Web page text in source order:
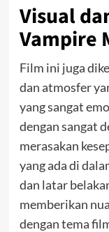
Visual
Vampire
Film ini juga
dan atmosfer
yang sangat
dengan sangat
merasakan
yang ada di
dan latar
memberikan
dengan tema